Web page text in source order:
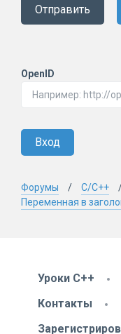
Отправить
OpenID
Вход
Форумы
C/C++
Переменная в
Уроки C++
Контакты